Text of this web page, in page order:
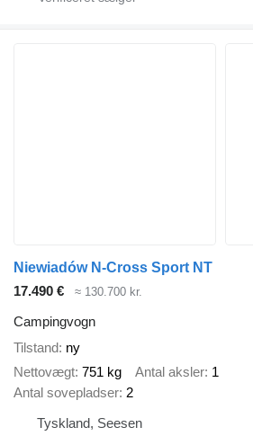
Niewiadów N-Cross Sport NT
17.490 €
≈ 130.700 kr.
Campingvogn
Tilstand ny
Nettovægt 751 kg Antal aksler 1
Antal sovepladser 2
Tyskland, Seesen